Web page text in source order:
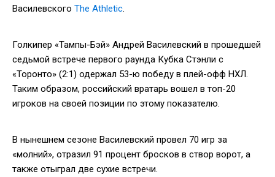
Василевского The Athletic.
Голкипер «Тампы-Бэй» Андрей Василевский в прошедшей
седьмой встрече первого раунда Кубка Стэнли с
«Торонто» (2:1) одержал 53-ю победу в плей-офф НХЛ.
Таким образом, российский вратарь вошел в топ-20
игроков на своей позиции по этому показателю.
В нынешнем сезоне Василевский провел 70 игр за
«молний», отразил 91 процент бросков в створ ворот, а
также отыграл две сухие встречи.